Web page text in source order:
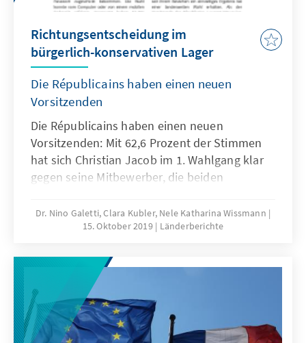
Richtungsentscheidung im
bürgerlich-konservativen Lager
Die Républicains haben einen neuen
Vorsitzenden
Die Républicains haben einen neuen
Vorsitzenden: Mit 62,6 Prozent der Stimmen
hat sich Christian Jacob im 1. Wahlgang klar
gegen seine Mitbewerber, die beiden
Julien Aubert und Guillaume Larrivé,
durchgesetzt, die mit 21,3 bzw. 16,1 Prozent
seit 2010 Vorsitzender der Fraktion der
Républicains in der Assemblée nationale ist,
wird zugetraut, dass er den Niedergang der
Partei stoppen und die auseinander
strebenden Strömungen zusammenführen
Dr. Nino Galetti, Clara Kubler, Nele Katharina Wissmann
15. Oktober 2019
Länderberichte